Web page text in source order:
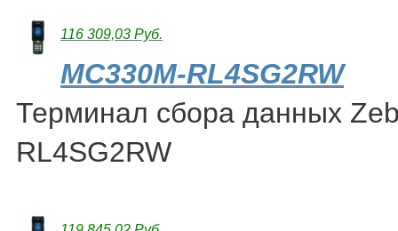
116 309,03 Руб.
MC330M-RL4SG2RW
Терминал сбора данных
RL4SG2RW